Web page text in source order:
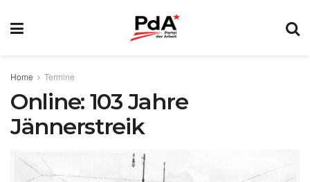
Home Termine
Online: 103 Jahre
Jännerstreik